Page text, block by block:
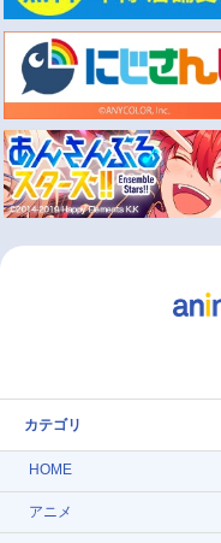
カテゴリ
HOME
アニメ